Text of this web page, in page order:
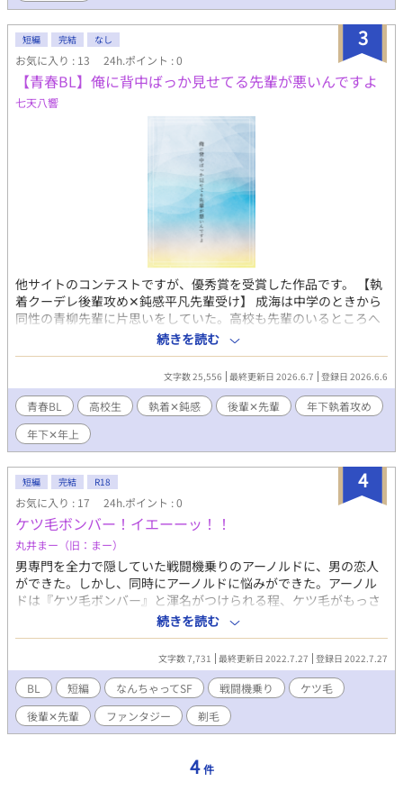
3
短編 完結 なし
お気に入り : 13 24h.ポイント : 0
【青春BL】俺に背中ばっか見せてる先輩が悪いんですよ
七天八響
他サイトのコンテストですが、優秀賞を受賞した作品です。 【執
着クーデレ後輩攻め✕鈍感平凡先輩受け】 成海は中学のときから
同性の青柳先輩に片思いをしていた。高校も先輩のいるところへ
と追いかけてきたものの、先輩は彼女をつくってしまった。 同性
だし、付き合えるなんて夢にも思ってなかった。だけど、それと
片思いのつらさは別問題だ。 苦しくも秘めた想いを抱えていたあ
る日、後輩の早瀬にその事実を知られてしまう。 「男でもありな
ら、俺じゃだめですか？」 同性の先輩に片思いしていたことを見
破られ、絶体絶命のピンチ！だったはずなのに… ※他サイトにも
掲載しております。
続きを読む
文字数 25,556 最終更新日 2026.6.7 登録日 2026.6.6
青春BL 高校生 執着✕鈍感 後輩✕先輩
年下執着攻め
年下✕年上
4
短編 完結 R18
お気に入り : 17 24h.ポイント : 0
ケツ毛ボンバー！イエーーッ！！
丸井まー（旧：まー）
男専門を全力で隠していた戦闘機乗りのアーノルドに、男の恋人
ができた。しかし、同時にアーノルドに悩みができた。アーノル
ドは『ケツ毛ボンバー』と渾名がつけられる程、ケツ毛がもっさ
り生えている。アーノルドは悩んだ末、オカマバーで働く幼馴染
を頼った。 ※なんちゃってSFフォンタジーです。ふわっと設定な
ので、ふわっとお楽しみください。 ※殆どケツ毛の話です。 ※ム
ーンライトノベルズさんでも公開しておりす。
続きを読む
文字数 7,731 最終更新日 2022.7.27 登録日 2022.7.27
BL 短編 なんちゃってSF 戦闘機乗り
ケツ毛
後輩✕先輩
ファンタジー 剃毛
4 件